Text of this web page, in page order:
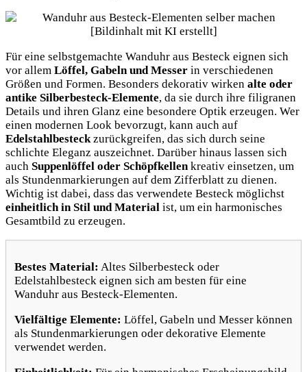
Für eine selbstgemachte Wanduhr aus Besteck eignen sich
vor allem Löffel, Gabeln und Messer in verschiedenen
Größen und Formen. Besonders dekorativ wirken alte oder
antike Silberbesteck-Elemente, da sie durch ihre filigranen
Details und ihren Glanz eine besondere Optik erzeugen. Wer
einen modernen Look bevorzugt, kann auch auf
Edelstahlbesteckzurückgreifen, das sich durch seine
schlichte Eleganz auszeichnet. Darüber hinaus lassen sich
auch Suppenlöffel oder Schöpfkellenkreativ einsetzen, um
als Stundenmarkierungen auf dem Zifferblatt zu dienen.
Wichtig ist dabei, dass das verwendete Besteck möglichst
einheitlich in Stil und Material ist, um ein harmonisches
Gesamtbild zu erzeugen.
Bestes Material: Altes Silberbesteck oder
Edelstahlbesteck eignen sich am besten für eine
Wanduhr aus Besteck-Elementen.
Vielfältige Elemente: Löffel, Gabeln und Messer können
als Stundenmarkierungen oder dekorative Elemente
verwendet werden.